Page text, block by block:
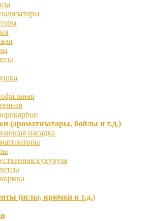
(ароматизаторы, бойлы и т.д.)
насадка
кукуруза
(иглы, крючки и т.д.)